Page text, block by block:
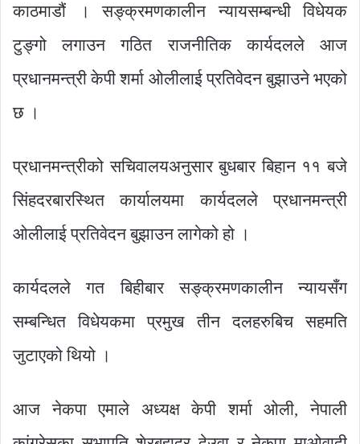
काठमाडौं । सङ्क्रमणकालीन न्यायसम्बन्धी विधेयक
टुङ्गो लगाउन गठित राजनीतिक कार्यदलले आज
प्रधानमन्त्री केपी शर्मा ओलीलाई प्रतिवेदन बुझाउने भएको
छ ।
प्रधानमन्त्रीको सचिवालयअनुसार बुधबार बिहान ११ बजे
सिंहदरबारस्थित कार्यालयमा कार्यदलले प्रधानमन्त्री
ओलीलाई प्रतिवेदन बुझाउन लागेको हो ।
कार्यदलले गत बिहीबार सङ्क्रमणकालीन न्यायसँग
सम्बन्धित विधेयकमा प्रमुख तीन दलहरुबिच सहमति
जुटाएको थियो ।
आज नेकपा एमाले अध्यक्ष केपी शर्मा ओली, नेपाली